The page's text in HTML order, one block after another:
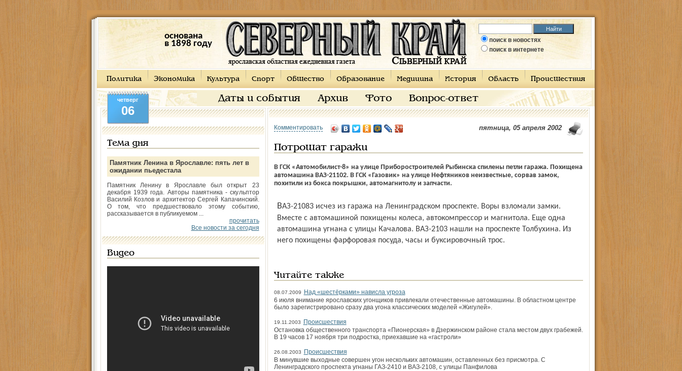
основана
в 1898 году
поиск в новостях
поиск в интернете
Политика Экономика Культура Спорт Общество Образование Медицина История Область Происшествия
Даты и события Архив Фото Вопрос-ответ
четверг
06
Тема дня
Памятник Ленина в Ярославле: пять лет в
ожидании пьедестала
Памятник Ленину в Ярославле был открыт 23
декабря 1939 года. Авторы памятника - скульптор
Василий Козлов и архитектор Сергей Капачинский.
О том, что предшествовало этому событию,
рассказывается в публикуемом ...
прочитать
Все новости за сегодня
Видео
Комментировать пятница, 05 апреля 2002
Потрошат гаражи
В ГСК «Автомобилист-8» на улице Приборостроителей Рыбинска спилены петли гаража. Похищена
автомашина ВАЗ-21102. В ГСК «Газовик» на улице Нефтяников неизвестные, сорвав замок,
похитили из бокса покрышки, автомагнитолу и запчасти.
ВАЗ-21083 исчез из гаража на Ленинградском проспекте. Воры взломали замки.
Вместе с автомашиной похищены колеса, автокомпрессор и магнитола. Еще одна
автомашина угнана с улицы Качалова. ВАЗ-2103 нашли на проспекте Толбухина. Из
него похищены фарфоровая посуда, часы и буксировочный трос.
Читайте также
08.07.2009
Над «шестёрками» нависла угроза
6 июля внимание ярославских угонщиков привлекали отечественные автомашины. В областном центре
было зарегистрировано сразу два угона классических моделей «Жигулей».
19.11.2003
Происшествия
Остановка общественного транспорта «Пионерская» в Дзержинском районе стала местом двух грабежей.
В 19 часов 17 ноября три подростка, приехавшие на «гастроли»
26.08.2003
Происшествия
В минувшие выходные совершен угон нескольких автомашин, оставленных без присмотра. С
Ленинградского проспекта угнаны ГАЗ-2410 и ВАЗ-2108, с улицы Панфилова